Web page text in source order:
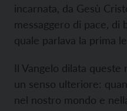
incarnata, da Gesù
messaggero di pace, di
quale parlava la prima
Il Vangelo dilata
un senso ulteriore:
nel nostro mondo e